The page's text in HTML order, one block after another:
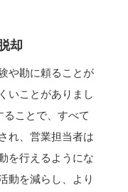
却
や勘に頼ることが
いことがありまし
ことで、すべて
れ、営業担当者は
を行えるようにな
動を減らし、より